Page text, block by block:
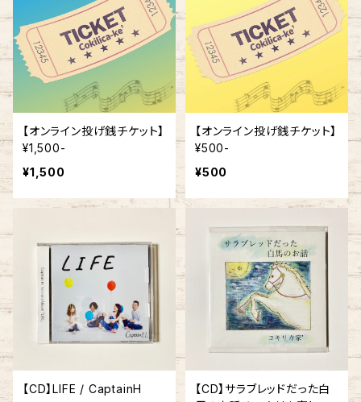
【オンライン投げ銭チケット】
¥1,500-
¥1,500
【オンライン投げ銭チケット】
¥500-
¥500
【CD】LIFE / CaptainH
【CD】サラブレッドだった白